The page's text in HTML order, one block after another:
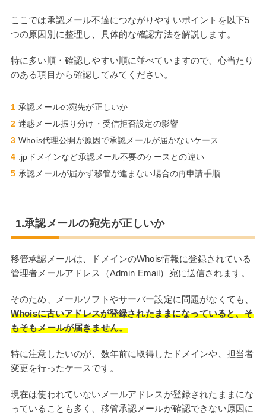
ここでは承認メール不達につながりやすいポイントを以下5
つの原因別に整理し、具体的な確認方法を解説します。
特に多い順・確認しやすい順に並べていますので、心当たり
のある項目から確認してみてください。
承認メールの宛先が正しいか
迷惑メール振り分け・受信拒否設定の影響
Whois代理公開が原因で承認メールが届かないケース
.jpドメインなど承認メール不要のケースとの違い
承認メールが届かず移管が進まない場合の再申請手順
1.承認メールの宛先が正しいか
移管承認メールは、ドメインのWhois情報に登録されている
管理者メールアドレス（Admin Email）宛に送信されます。
そのため、メールソフトやサーバー設定に問題がなくても、
Whoisに古いアドレスが登録されたままになっていると、そ
もそもメールが届きません。
特に注意したいのが、数年前に取得したドメインや、担当者
変更を行ったケースです。
現在は使われていないメールアドレスが登録されたままにな
っていることも多く、移管承認メールが確認できない原因に